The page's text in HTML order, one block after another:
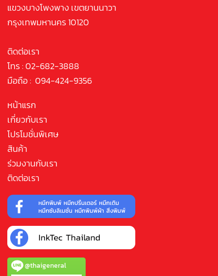
แขวงบางโพงพาง เขตยานนาวา
กรุงเทพมหานคร 10120
ติดต่อเรา
โทร : 02-682-3888
มือถือ : 094-424-9356
หน้าแรก
เกี่ยวกับเรา
โปรโมชั่นพิเศษ
สินค้า
ร่วมงานกับเรา
ติดต่อเรา
@thaigeneral